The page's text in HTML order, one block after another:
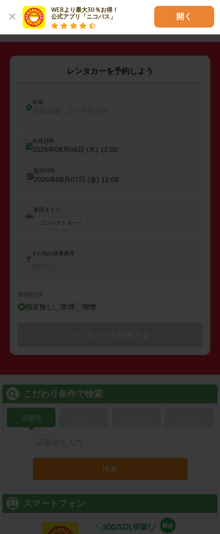
WEBより最大30％お得！
公式アプリ「ニコパス」
開く
・ 糟屋郡粕屋町
レンタカーを予約しよう
出発
出発日時
2026年08月06日 (木) 12:00
返却日時
2026年08月07日 (金) 12:00
車両タイプ
コンパクトカー
その他の検索条件
禁煙/喫煙
指定無し 禁煙 喫煙
こだわり条件で検索
店舗名
検索
スマートフォン